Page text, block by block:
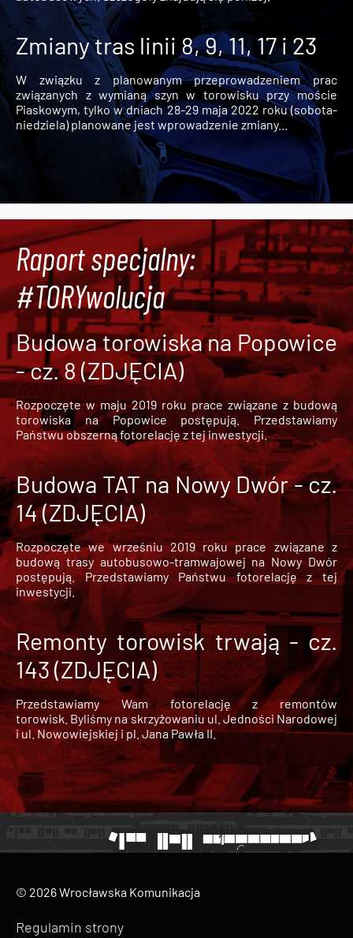
Zmiany tras linii 8, 9, 11, 17 i 23
W związku z planowanym przeprowadzeniem prac
związanych z wymianą szyn w torowisku przy moście
Piaskowym, tylko w dniach 28-29 maja 2022 roku (sobota-
niedziela) planowane jest wprowadzenie zmiany...
Raport specjalny:
#TORYwolucja
Budowa torowiska na Popowice
- cz. 8 (ZDJĘCIA)
Rozpoczęte w maju 2019 roku prace związane z budową
torowiska na Popowice
postępują. Przedstawiamy
Państwu obszerną fotorelację z tej inwestycji.
Budowa TAT na Nowy Dwór - cz.
14 (ZDJĘCIA)
Rozpoczęte we wrześniu 2019 roku prace związane z
budową trasy autobusowo-tramwajowej na Nowy Dwór
postępują. Przedstawiamy Państwu fotorelację z tej
inwestycji.
Remonty torowisk trwają - cz.
143 (ZDJĘCIA)
Przedstawiamy Wam fotorelację z remontów
torowisk. Byliśmy na skrzyżowaniu ul. Jedności Narodowej
i ul. Nowowiejskiej i pl. Jana Pawła II.
© 2026 Wrocławska Komunikacja
Regulamin strony